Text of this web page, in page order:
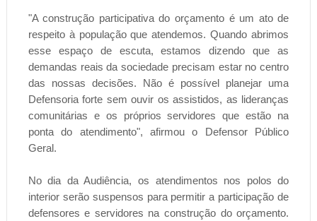
"A construção participativa do orçamento é um ato de
respeito à população que atendemos. Quando abrimos
esse espaço de escuta, estamos dizendo que as
demandas reais da sociedade precisam estar no centro
das nossas decisões. Não é possível planejar uma
Defensoria forte sem ouvir os assistidos, as lideranças
comunitárias e os próprios servidores que estão na
ponta do atendimento", afirmou o Defensor Público
Geral.
No dia da Audiência, os atendimentos nos polos do
interior serão suspensos para permitir a participação de
defensores e servidores na construção do orçamento.